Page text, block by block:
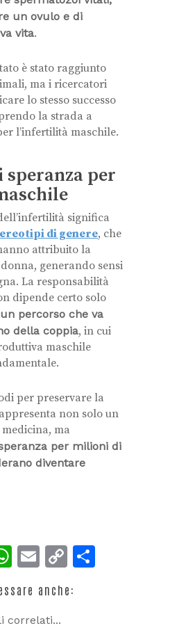
un ovulo e di
vita.
è stato raggiunto
ma i ricercatori
lo stesso successo
la strada a
l’infertilità maschile.
per
significa
di genere, che
attribuito la
generando sensi
La responsabilità
dipende certo solo
percorso che va
della coppia, in cui
maschile
per preservare la
non solo un
ma
per milioni di
diventare
WhatsApp
Email
Copy
anche:
correlati...